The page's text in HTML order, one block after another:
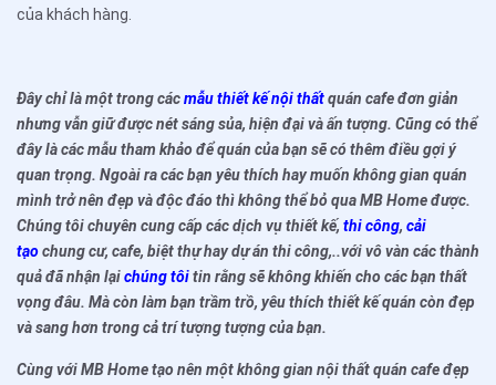
của khách hàng.
Đây chỉ là một trong cácmẫu thiết kế nội thấtquán cafe đơn giản
nhưng vẫn giữ được nét sáng sủa, hiện đại và ấn tượng. Cũng có thể
đây là các mẫu tham khảo để quán của bạn sẽ có thêm điều gợi ý
quan trọng. Ngoài ra các bạn yêu thích hay muốn không gian quán
mình trở nên đẹp và độc đáo thì không thể bỏ qua MB Home được.
Chúng tôi chuyên cung cấp các dịch vụ thiết kế, thi công, cải
tạochung cư, cafe, biệt thự hay dự án thi công,..với vô vàn các thành
quả đã nhận lạichúng tôitin rằng sẽ không khiến cho các bạn thất
vọng đâu. Mà còn làm bạn trầm trồ, yêu thích thiết kế quán còn đẹp
và sang hơn trong cả trí tượng tượng của bạn.
Cùng với MB Home tạo nên một không gian nội thất quán cafe đẹp